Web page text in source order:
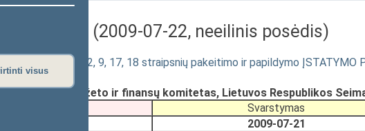
visus
klausimas (2009-07-22, neeilinis posėdis)
įstatymo 2, 9, 17, 18 straipsnių pakeitimo ir papildymo ĮSTATYMO
Biudžeto ir finansų komitetas, Lietuvos Respublikos
Svarstymas
2009-07-21